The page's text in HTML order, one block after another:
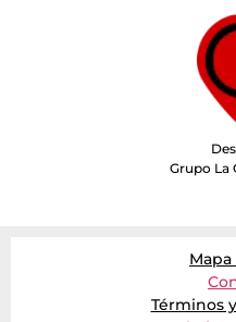
Grupo La
Términos